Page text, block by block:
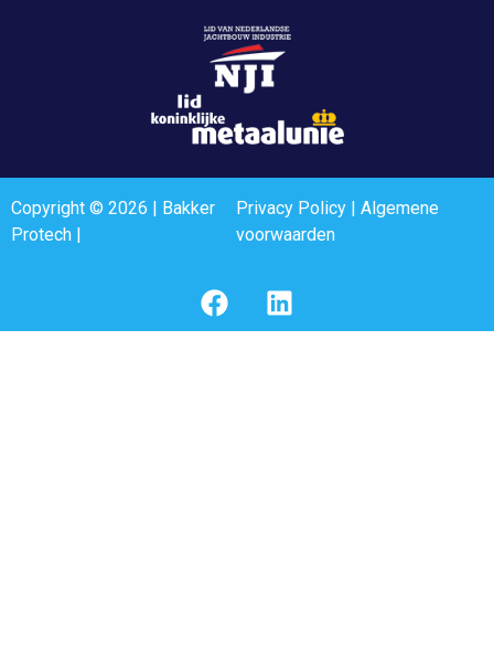
Copyright © 2026 | Bakker
Protech |
Privacy Policy| Algemene
voorwaarden